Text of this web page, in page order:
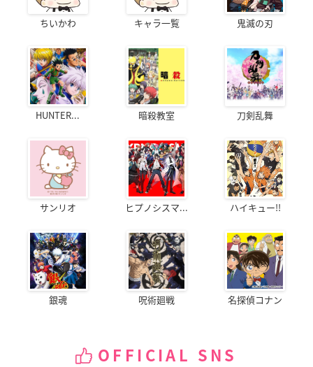
ちいかわ キャラ一覧 鬼滅の刃
HUNTER... 暗殺教室 刀剣乱舞
サンリオ ヒプノシスマ... ハイキュー!!
銀魂 呪術廻戦 名探偵コナン
OFFICIAL SNS